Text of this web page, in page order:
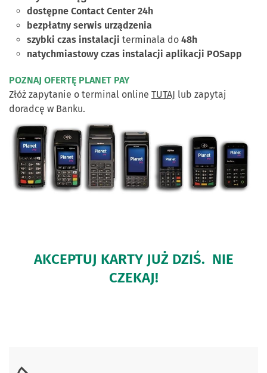
dostępne Contact Center 24h
bezpłatny serwis urządzenia
szybki czas instalacji terminala do 48h
natychmiastowy czas instalacji aplikacji POSapp
POZNAJ OFERTĘ PLANET PAY
Złóż zapytanie o terminal online TUTAJ lub zapytaj
doradcę w Banku.
AKCEPTUJ KARTY JUŻ DZIŚ. NIE
CZEKAJ!